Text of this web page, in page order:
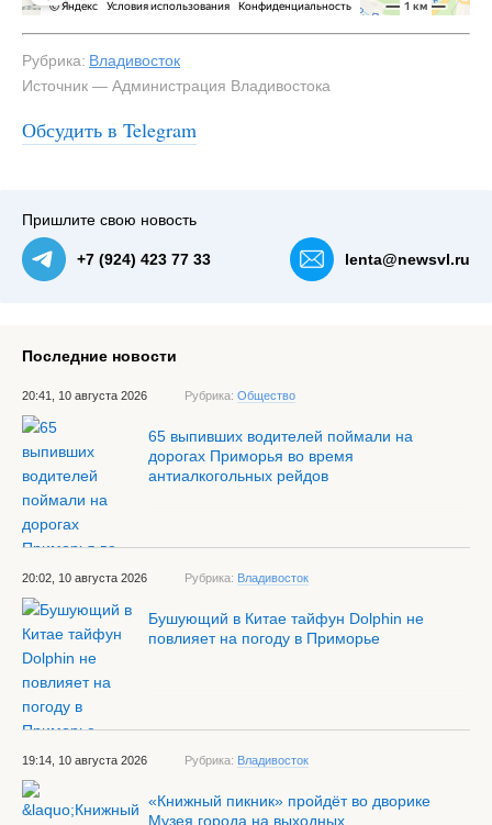
Рубрика: Владивосток
Источник — Администрация Владивостока
Обсудить в Telegram
#1
Пришлите свою новость
+7 (924) 423 77 33 lenta@newsvl.ru
Последние новости
20:41, 10 августа 2026 Рубрика: Общество
65 выпивших водителей поймали на
дорогах Приморья во время
антиалкогольных рейдов
20:02, 10 августа 2026 Рубрика: Владивосток
Бушующий в Китае тайфун Dolphin не
повлияет на погоду в Приморье
19:14, 10 августа 2026 Рубрика: Владивосток
«Книжный пикник» пройдёт во дворике
Музея города на выходных